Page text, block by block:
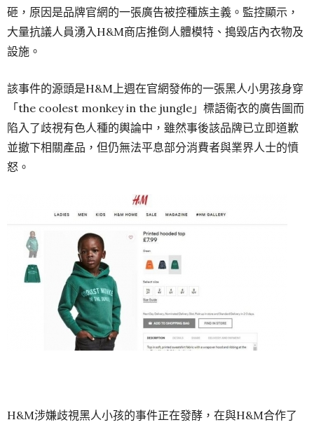
砸，原因是品牌官網的一張廣告被控種族主義。監控顯示，
大量抗議人員湧入H&M商店推倒人體模特、搗毀店內衣物及
設施。
該事件的源頭是H&M上週在官網發佈的一張黑人小男孩身穿
「the coolest monkey in the jungle」標語衛衣的廣告圖而
陷入了歧視有色人種的輿論中，雖然事後該品牌已立即道歉
並撤下相關產品，但仍無法平息部分消費者與業界人士的憤
怒。
H&M涉嫌歧視黑人小孩的事件正在發酵，在與H&M合作了